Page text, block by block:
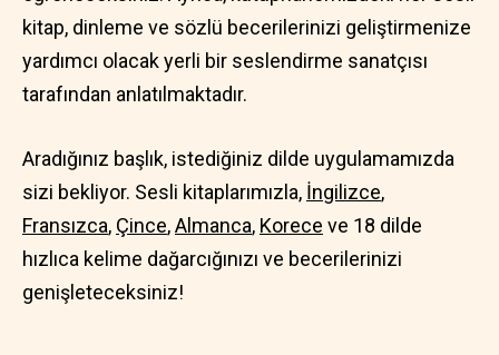
kitap, dinleme ve sözlü becerilerinizi geliştirmenize
yardımcı olacak yerli bir seslendirme sanatçısı
tarafından anlatılmaktadır.
Aradığınız başlık, istediğiniz dilde uygulamamızda
sizi bekliyor. Sesli kitaplarımızla, İngilizce,
Fransızca, Çince,Almanca, Korece ve 18 dilde
hızlıca kelime dağarcığınızı ve becerilerinizi
genişleteceksiniz!